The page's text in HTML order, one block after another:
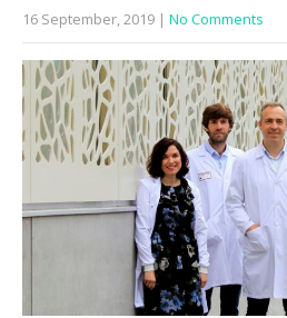
16 September, 2019 | No Comments